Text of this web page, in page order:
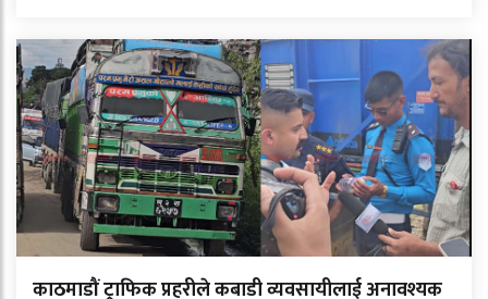
काठमाडौं ट्राफिक प्रहरीले कबाडी व्यवसायीलाई अनावश्यक